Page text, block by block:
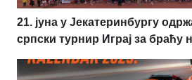
21. јуна у Јекатеринбургу
српски турнир Играј за браћу